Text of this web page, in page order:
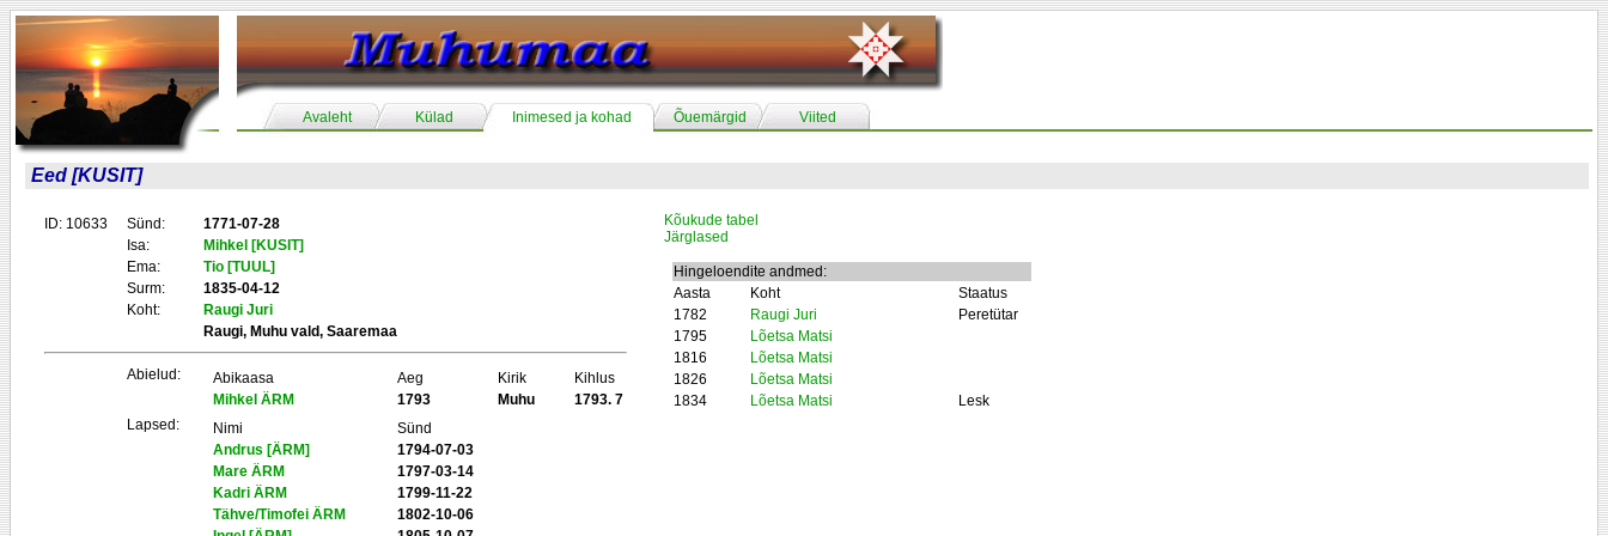
Avaleht Külad Inimesed ja kohad Õuemärgid Viited
Eed [KUSIT]
ID: 10633 Sünd:
1771-07-28
Isa:
Mihkel [KUSIT]
Ema:
Tio [TUUL]
Surm:
1835-04-12
Koht:
Raugi Juri
Raugi, Muhu vald, Saaremaa
Abielud: Abikaasa Aeg Kirik
Kihlus
Mihkel ÄRM
1793 Muhu
1793. 7
Lapsed:
Nimi
Sünd
Andrus [ÄRM]
1794-07-03
Mare ÄRM
1797-03-14
Kadri ÄRM
1799-11-22
Tähve/Timofei ÄRM
1802-10-06
Kõukude tabel
Järglased
Hingeloendite andmed:
Aasta
Koht
Staatus
1782
Raugi Juri
Peretütar
1795
Lõetsa Matsi
1816
Lõetsa Matsi
1826
Lõetsa Matsi
1834
Lõetsa Matsi Lesk